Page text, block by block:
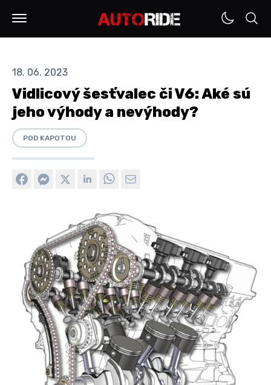
18. 06. 2023
Vidlicový šesťvalec či V6: Aké sú
jeho výhody a nevýhody?
POD KAPOTOU